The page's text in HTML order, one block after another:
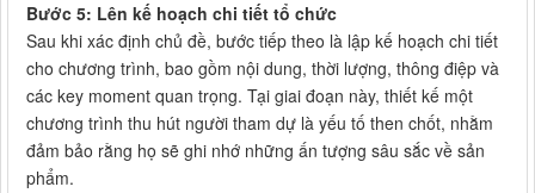
Bước 5: Lên kế hoạch chi tiết tổ chức
Sau khi xác định chủ đề, bước tiếp theo là lập kế hoạch chi tiết
cho chương trình, bao gồm nội dung, thời lượng, thông điệp và
các key moment quan trọng. Tại giai đoạn này, thiết kế một
chương trình thu hút người tham dự là yếu tố then chốt, nhằm
đảm bảo rằng họ sẽ ghi nhớ những ấn tượng sâu sắc về sản
phẩm.